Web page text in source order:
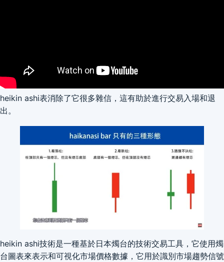
heikin ashi表消除了它很多雜信，這有助於進行交易入場和退
出。
heikin ashi技術是一種基於日本燭台的技術交易工具，它使用燭
台圖表來表示和可視化市場價格數據，它用於識別市場趨勢信號